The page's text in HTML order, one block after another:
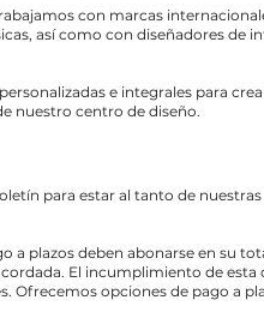
con marcas
así como con diseñadores de
e integrales para
nuestro centro de diseño.
para estar al tanto de
a plazos deben abonarse en su
El incumplimiento de esta
Ofrecemos opciones de pago a